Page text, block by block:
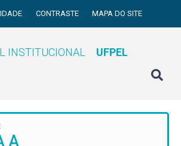
CONTRASTE MAPA DO SITE
INSTITUCIONAL UFPEL
A